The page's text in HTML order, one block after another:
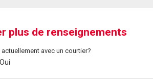
plus de renseignements
avec un courtier?
Oui